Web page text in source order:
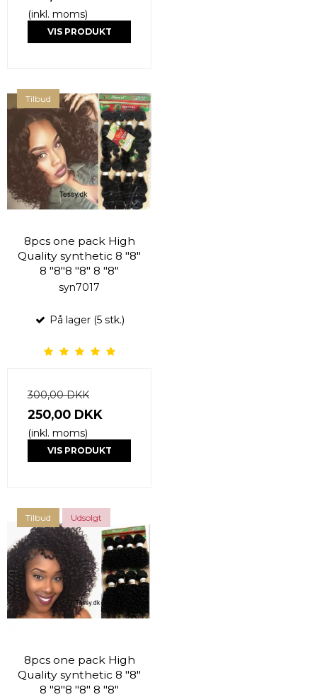
(inkl. moms)
VIS PRODUKT
Tilbud
8pcs one pack High
Quality synthetic 8 "8"
8 "8"8 "8" 8 "8"
syn7017
På lager (5 stk.)
300,00 DKK
250,00 DKK
(inkl. moms)
VIS PRODUKT
Tilbud Udsolgt
8pcs one pack High
Quality synthetic 8 "8"
8 "8"8 "8" 8 "8"